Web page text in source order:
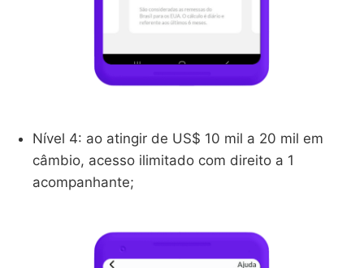
Nível 4: ao atingir de US$ 10 mil a 20 mil em
câmbio, acesso ilimitado com direito a 1
acompanhante;